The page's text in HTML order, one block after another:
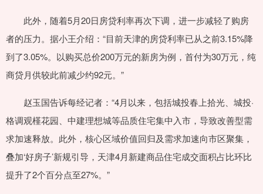
此外，随着5月20日房贷利率再次下调，进一步减轻了购房
者的压力。据小王介绍：“目前天津的房贷利率已从之前3.15%降
到了3.05%。以购买总价200万元的新房为例，首付为30万元，纯
商贷月供较此前减少约92元。”
赵玉国告诉每经记者：“4月以来，包括城投春上拾光、城投·
格调观槿花园、中建理想城等品质住宅集中入市，导致改善型需
求加速释放。此外，核心区域价值回归及需求加速向市区聚集，
叠加‘好房子’新规引导，天津4月新建商品住宅成交面积占比环比
提升了2个百分点至27%。”